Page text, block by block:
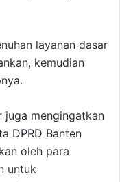
layanan dasar
kemudian
juga mengingatkan
DPRD Banten
oleh para
untuk